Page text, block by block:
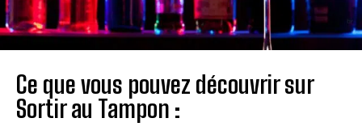
Ce que vous pouvez découvrir sur
Sortir au Tampon :